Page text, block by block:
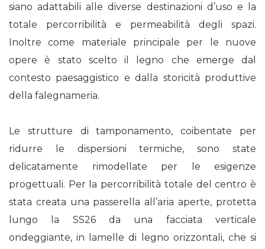
siano adattabili alle diverse destinazioni d’uso e la
totale percorribilità e permeabilità degli spazi.
Inoltre come materiale principale per le nuove
opere è stato scelto il legno che emerge dal
contesto paesaggistico e dalla storicità produttive
della falegnameria.
Le strutture di tamponamento, coibentate per
ridurre le dispersioni termiche, sono state
delicatamente rimodellate per le esigenze
progettuali. Per la percorribilità totale del centro è
stata creata una passerella all’aria aperte, protetta
lungo la SS26 da una facciata verticale
ondeggiante, in lamelle di legno orizzontali, che si